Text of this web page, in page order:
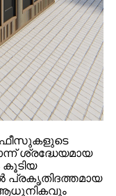
ശ്രദ്ധേയമായ
കൂടിയ
പ്രകൃതിദത്തമായ
ആധുനികവും